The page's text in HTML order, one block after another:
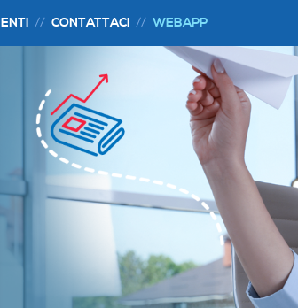
CONTATTACI WEBAPP